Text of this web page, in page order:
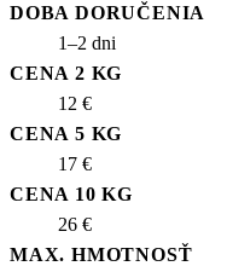
DOBA DORUČENIA
1–2 dni
CENA 2 KG
12 €
CENA 5 KG
17 €
CENA 10 KG
26 €
MAX. HMOTNOSŤ